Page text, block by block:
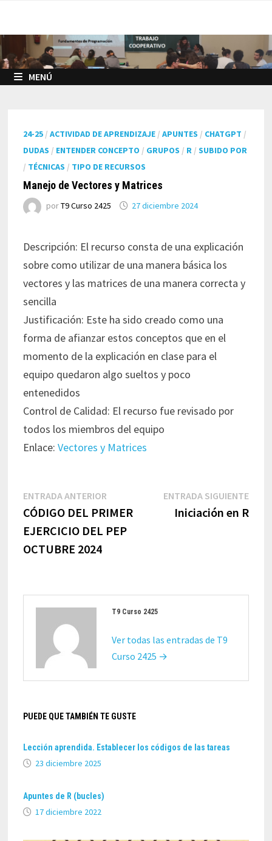
contenido
MENÚ
24-25 /ACTIVIDAD DE APRENDIZAJE /APUNTES / CHATGPT /
DUDAS / ENTENDER CONCEPTO / GRUPOS / R /SUBIDO POR
/ TÉCNICAS / TIPO DE RECURSOS
Manejo de Vectores y Matrices
porT9 Curso 2425 27 diciembre 2024
Descripción: El recurso consta de una explicación
sobre como utilizar de una manera básica los
vectores y las matrices de una manera correcta y
sencilla
Justificación: Este ha sido creado como una
forma de afianzar estos conceptos que en el
momento de la explicación en clase para el
equipo quedaron algo sueltos y poco
entenedidos
Control de Calidad: El recurso fue revisado por
todos los miembros del equipo
Enlace:Vectores y Matrices
Navegación
entradas
ENTRADA ANTERIOR
anterior:
CÓDIGO DEL PRIMER
EJERCICIO DEL PEP
OCTUBRE 2024
ENTRADA SIGUIENTE
Iniciación en R
T9 Curso 2425
Ver todas las entradas de T9
Curso 2425 →
PUEDE QUE TAMBIÉN TE GUSTE
Lección aprendida. Establecer los códigos de las tareas
23 diciembre 2025
Apuntes de R (bucles)
17 diciembre 2022